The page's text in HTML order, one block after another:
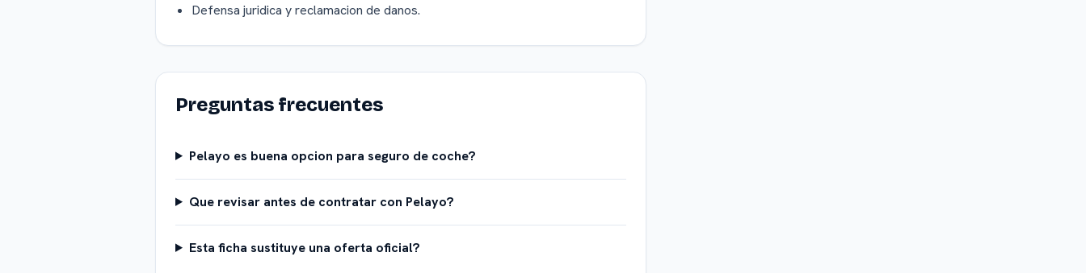
Defensa juridica y reclamacion de danos.
Preguntas frecuentes
Pelayo es buena opcion para seguro de coche?
Que revisar antes de contratar con Pelayo?
Esta ficha sustituye una oferta oficial?